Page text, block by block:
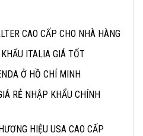
CAO CẤP CHO NHÀ HÀNG
ITALIA GIÁ TỐT
Ở HỒ CHÍ MINH
RẺ NHẬP KHẨU CHÍNH
HIỆU USA CAO CẤP